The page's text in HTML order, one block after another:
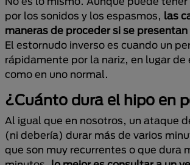
por los sonidos y los espasmos, las
maneras de proceder si se
El estornudo inverso es cuando un
rápidamente por la nariz, en lugar de
como en uno normal.
¿Cuánto dura el hipo en
Al igual que en nosotros, un ataque
(ni debería) durar más de varios
que son muy recurrentes o que dura